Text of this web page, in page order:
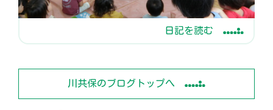
日記を読む
川共保のブログトップへ